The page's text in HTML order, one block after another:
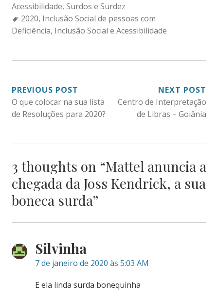
Acessibilidade, Surdos e Surdez
Tags:
2020, Inclusão Social de pessoas com
Deficiência, Inclusão Social e Acessibilidade
NAVEGAÇÃO
DE
PREVIOUS POST
O que colocar na sua lista
de Resoluções para 2020?
NEXT POST
Centro de Interpretação
de Libras – Goiânia
3 thoughts on “Mattel anuncia a
chegada da Joss Kendrick, a sua
boneca surda”
Silvinha
7 de janeiro de 2020 às 5:03 AM
E ela linda surda bonequinha